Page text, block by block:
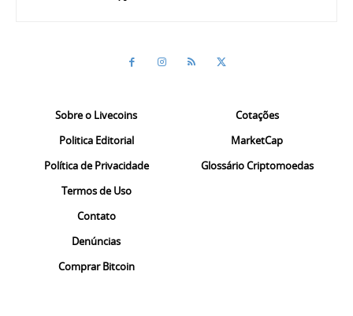
Sobre o Livecoins
Politica Editorial
Política de Privacidade
Termos de Uso
Contato
Denúncias
Comprar Bitcoin
Cotações
MarketCap
Glossário Criptomoedas